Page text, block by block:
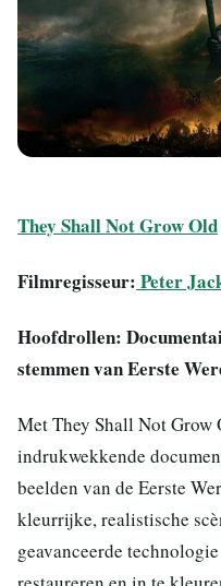
They Shall Not Grow Old
Filmregisseur: Peter
Hoofdrollen:
stemmen van Eerste
Met They Shall Not Grow
indrukwekkende
beelden van de Eerste
kleurrijke, realistische
geavanceerde